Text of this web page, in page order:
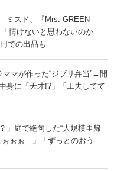
ミスド、『Mrs. GREEN
情けないと思わないのか
での出品も
マが作った“ジブリ弁当”→開
に「天才!?」「工夫してて
」庭で絶句した“大規模里帰
ぉぉぉ…」「ずっとのおう